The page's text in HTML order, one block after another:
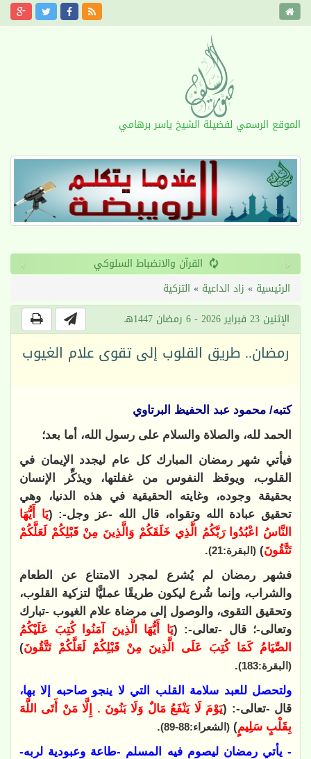
الموقع الرسمي لفضيلة الشيخ ياسر برهامي
القرآن والانضباط السلوكي ‹
›
الرئيسية » زاد الداعية » التزكية
الإثنين 23 فبراير 2026 - 6 رمضان 1447هـ
رمضان.. طريق القلوب إلى تقوى علام الغيوب
كتبه/ محمود عبد الحفيظ البرتاوي
الحمد لله، والصلاة والسلام على رسول الله، أما بعد؛
فيأتي شهر رمضان المبارك كل عام ليجدد الإيمان في
القلوب، ويوقظ النفوس من غفلتها، ويذكِّر الإنسان
بحقيقة وجوده، وغايته الحقيقية في هذه الدنيا، وهي
تحقيق عبادة الله وتقواه، قال الله -عز وجل-: (يَا أَيُّهَا
النَّاسُ اعْبُدُوا رَبَّكُمُ الَّذِي خَلَقَكُمْ وَالَّذِينَ مِنْ قَبْلِكُمْ لَعَلَّكُمْ
تَتَّقُونَ) (البقرة:21)
.
فشهر رمضانلم يُشرع لمجرد الامتناع عن الطعام
والشراب، وإنما شُرع ليكون طريقًا عمليًّا لتزكية القلوب،
وتحقيق التقوى، والوصول إلى مرضاة علام الغيوب -تبارك
وتعالى-؛قال -تعالى-: (يَا أَيُّهَا الَّذِينَ آمَنُوا كُتِبَ عَلَيْكُمُ
الصِّيَامُ كَمَا كُتِبَ عَلَى الَّذِينَ مِنْ قَبْلِكُمْ لَعَلَّكُمْ تَتَّقُونَ)
(البقرة:183)
.
ولتحصل للعبد سلامة القلب التي لا ينجو صاحبه إلا بها،
قال -تعالى-: (يَوْمَ لَا يَنْفَعُ مَالٌ وَلَا بَنُونَ . إِلَّا مَنْ أَتَى اللَّهَ
بِقَلْبٍ سَلِيمٍ) (الشعراء:88-89)
.
- يأتي رمضان ليصوم فيه المسلم -طاعة وعبودية لربه-